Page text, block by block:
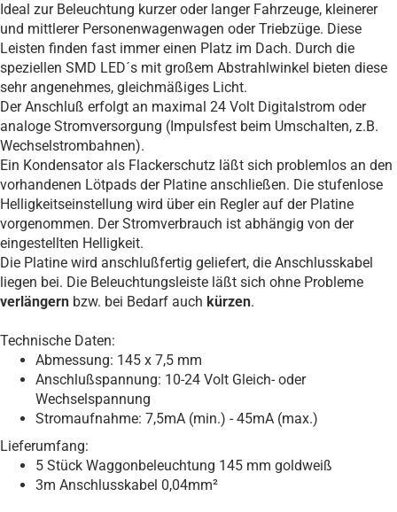
Ideal zur Beleuchtung kurzer oder langer Fahrzeuge, kleinerer
und mittlerer Personenwagenwagen oder Triebzüge. Diese
Leisten finden fast immer einen Platz im Dach. Durch die
speziellen SMD LED´s mit großem Abstrahlwinkel bieten diese
sehr angenehmes, gleichmäßiges Licht.
Der Anschluß erfolgt an maximal 24 Volt Digitalstrom oder
analoge Stromversorgung (Impulsfest beim Umschalten, z.B.
Wechselstrombahnen).
Ein Kondensator als Flackerschutz läßt sich problemlos an den
vorhandenen Lötpads der Platine anschließen. Die stufenlose
Helligkeitseinstellung wird über ein Regler auf der Platine
vorgenommen. Der Stromverbrauch ist abhängig von der
eingestellten Helligkeit.
Die Platine wird anschlußfertig geliefert, die Anschlusskabel
liegen bei. Die Beleuchtungsleiste läßt sich ohne Probleme
verlängern bzw. bei Bedarf auch kürzen.
Technische Daten:
Abmessung: 145 x 7,5 mm
Anschlußspannung: 10-24 Volt Gleich- oder
Wechselspannung
Stromaufnahme: 7,5mA (min.) - 45mA (max.)
Lieferumfang:
5 Stück Waggonbeleuchtung 145 mm goldweiß
3m Anschlusskabel 0,04mm²